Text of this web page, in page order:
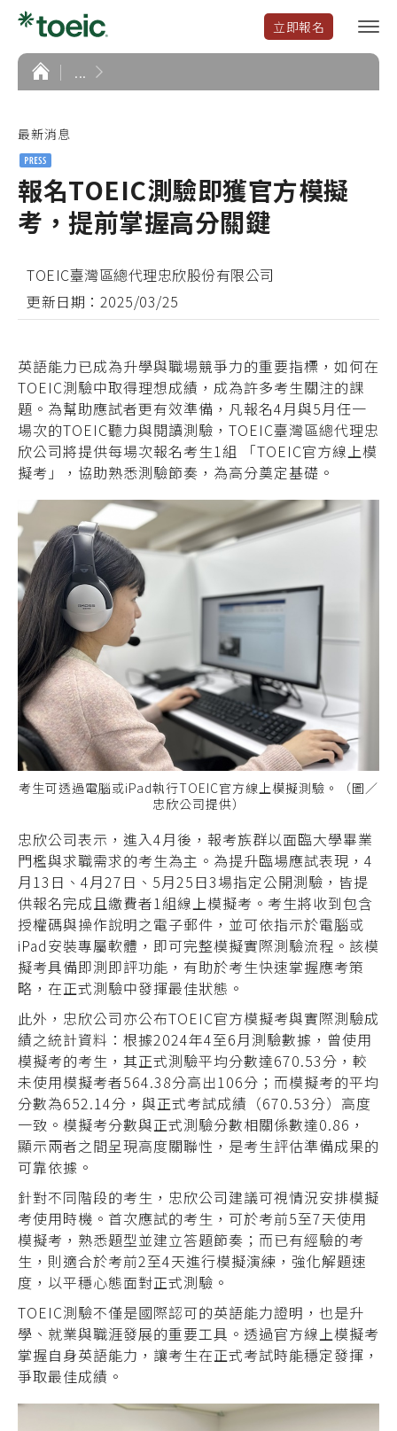
立即報名
選
單
首
頁
...
最新消息
報名TOEIC測驗即獲官方模擬
考，提前掌握高分關鍵
TOEIC臺灣區總代理忠欣股份有限公司
更新日期：2025/03/25
英語能力已成為升學與職場競爭力的重要指標，如何在
TOEIC測驗中取得理想成績，成為許多考生關注的課
題。為幫助應試者更有效準備，凡報名4月與5月任一
場次的TOEIC聽力與閱讀測驗，TOEIC臺灣區總代理忠
欣公司將提供每場次報名考生1組 「TOEIC官方線上模
擬考」，協助熟悉測驗節奏，為高分奠定基礎。
考生可透過電腦或iPad執行TOEIC官方線上模擬測驗。（圖／
忠欣公司提供）
忠欣公司表示 ， 進入4月後，報考族群以面臨大學畢業
門檻與求職需求的考生為主。為提升臨場應試表現， 4
月13 日、 4月27 日、 5月25 日3場指定公開測驗，皆提
供報名完成且繳費者1組線上模擬考。考生將收到包含
授權碼與操作說明之電子郵件，並可依指示於電腦或
iPad安裝專屬軟體，即可完整模擬實際測驗流程。該模
擬考具備即測即評功能，有助於考生快速掌握應考策
略，在正式測驗中發揮最佳狀態。
此外，忠欣公司亦公布TOEIC官方模擬考與實際測驗成
績之統計資料：根據2024年4至6月測驗數據，曾使用
模擬考的考生，其正式測驗平均分數達670.53分，較
未使用模擬考者564.38分高出106分；而模擬考的平均
分數為652.14分，與正式考試成績（670.53分）高度
一致。模擬考分數與正式測驗分數相關係數達0.86，
顯示兩者之間呈現高度關聯性，是考生評估準備成果的
可靠依據。
針對不同階段的考生，忠欣公司建議可視情況安排模擬
考使用時機。首次應試的考生，可於考前5至7天使用
模擬考，熟悉題型並建立答題節奏；而已有經驗的考
生，則適合於考前2至4天進行模擬演練，強化解題速
度，以平穩心態面對正式測驗。
TOEIC測驗不僅是國際認可的英語能力證明，也是升
學、就業與職涯發展的重要工具。透過官方線上模擬考
掌握自身英語能力，讓考生在正式考試時能穩定發揮，
爭取最佳成績。